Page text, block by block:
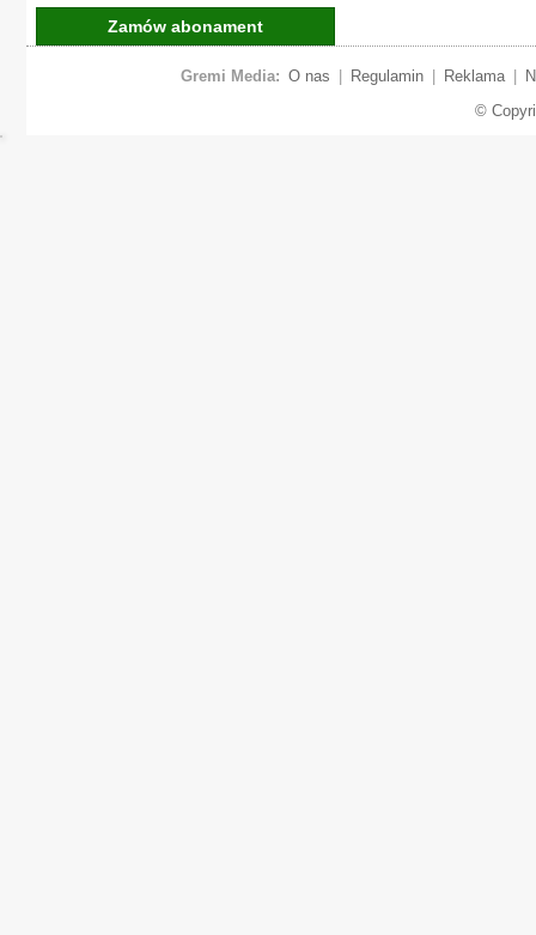
Zamów abonament
Gremi Media: O nas Regulamin Reklama
©